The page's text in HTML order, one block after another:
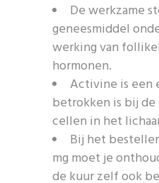
De werkzame
geneesmiddel
werking van
hormonen.
Activine is een
betrokken is bij
cellen in het
Bij het
mg moet je
de kuur zelf ook